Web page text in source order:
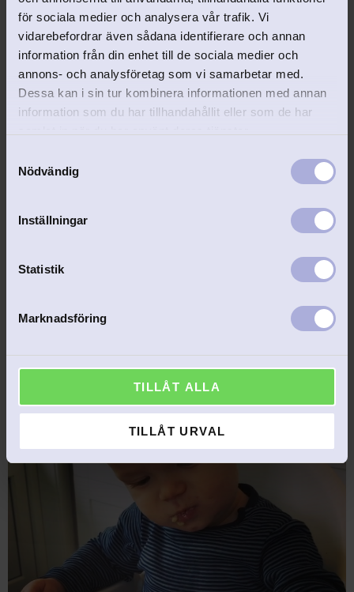
för sociala medier och analysera vår trafik. Vi
vidarebefordrar även sådana identifierare och annan
information från din enhet till de sociala medier och
annons- och analysföretag som vi samarbetar med.
Dessa kan i sin tur kombinera informationen med annan
information som du har tillhandahållit eller som de har
Nödvändig
Inställningar
Statistik
Marknadsföring
TILLÅT ALLA
TILLÅT URVAL
Dopsked i äkta silver. Finaste
Lägg till i favoriter